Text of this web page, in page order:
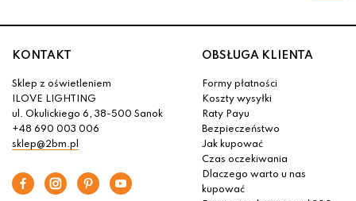
KONTAKT
Sklep z oświetleniem
ILOVE LIGHTING
ul. Okulickiego 6, 38-500 Sanok
+48 690 003 006
sklep@2bm.pl
OBSŁUGA KLIENTA
Formy płatności
Koszty wysyłki
Raty Payu
Bezpieczeństwo
Jak kupować
Czas oczekiwania
Dlaczego warto u nas
kupować